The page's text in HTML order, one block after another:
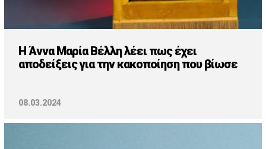
H Άννα Μαρία Βέλλη λέει πως έχει
αποδείξεις για την κακοποίηση που βίωσε
08.03.2024